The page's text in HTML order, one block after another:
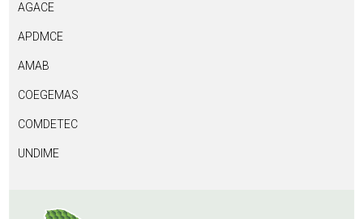
AGACE
APDMCE
AMAB
COEGEMAS
COMDETEC
UNDIME